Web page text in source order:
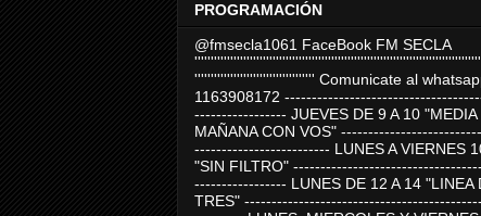
PROGRAMACIÓN
@fmsecla1061 FaceBook FM SECLA
''''''''''''''''''''''''''''''''''''' Comunicate al
1163908172
----------------- JUEVES DE 9 A 10 "MEDIA
MAÑANA CON VOS"
------------------------- LUNES A VIERNES
"SIN FILTRO"
----------------- LUNES DE 12 A 14 "LINEA
TRES"